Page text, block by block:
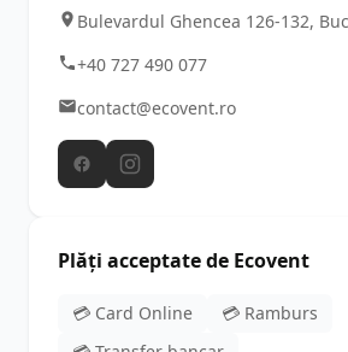
Bulevardul Ghencea 126-132,
+40 727 490 077
contact@ecovent.ro
Plăți acceptate de Ecovent
💳 Card Online
💳 Ramburs